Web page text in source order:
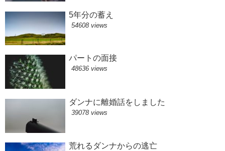
5年分の蓄え
54608 views
パートの面接
48636 views
ダンナに離婚話をしました
39078 views
荒れるダンナからの逃亡